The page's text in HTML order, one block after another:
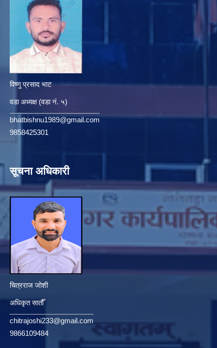
विष्णु प्रसाद भाट
वडा अध्यक्ष (वडा नं. ५)
bhatbishnu1989@gmail.com
9858425301
सूचना अधिकारी
चित्रराज जोशी
अधिकृत सातौँ
chitrajoshi233@gmail.com
9866109484